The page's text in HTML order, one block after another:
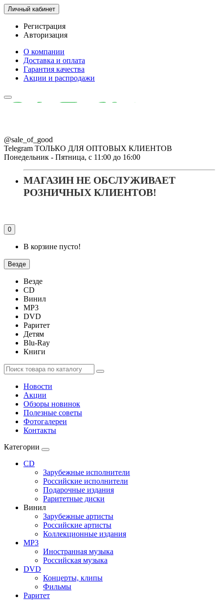
Личный кабинет
Регистрация
Авторизация
О компании
Доставка и оплата
Гарантия качества
Акции и распродажи
@sale_of_good
Telegram ТОЛЬКО ДЛЯ ОПТОВЫХ КЛИЕНТОВ
Понедельник - Пятница, с 11:00 до 16:00
МАГАЗИН НЕ ОБСЛУЖИВАЕТ
РОЗНИЧНЫХ КЛИЕНТОВ!
0
В корзине пусто!
Везде
Везде
CD
Винил
MP3
DVD
Раритет
Детям
Blu-Ray
Книги
Новости
Акции
Обзоры новинок
Полезные советы
Фотогалереи
Контакты
Категории
CD
Зарубежные исполнители
Российские исполнители
Подарочные издания
Раритетные диски
Винил
Зарубежные артисты
Российские артисты
Коллекционные издания
MP3
Иностранная музыка
Российская музыка
DVD
Концерты, клипы
Фильмы
Раритет